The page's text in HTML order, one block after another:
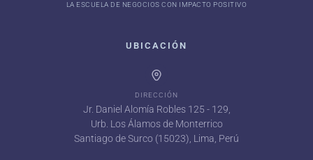
LA ESCUELA DE NEGOCIOS CON IMPACTO POSITIVO
UBICACIÓN
DIRECCIÓN
Jr. Daniel Alomía Robles 125 - 129,
Urb. Los Álamos de Monterrico
Santiago de Surco (15023), Lima, Perú